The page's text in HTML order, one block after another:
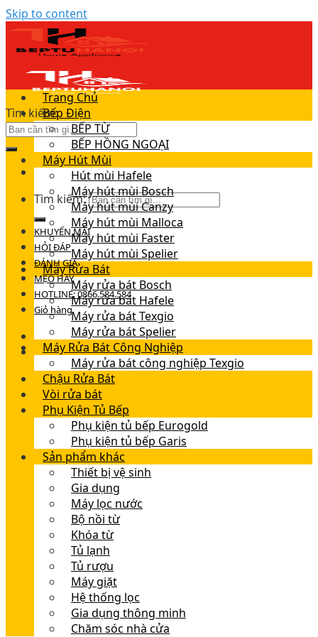
Skip to content
Tìm kiếm:
Tìm kiếm:
KHUYẾN MÃI
HỎI ĐÁP
ĐÁNH GIÁ
MẸO HAY
HOTLINE: 0866.584.584
Giỏ hàng
Trang Chủ
Bếp Điện
BẾP TỪ
BẾP HỒNG NGOẠI
Máy Hút Mùi
Hút mùi Hafele
Máy hút mùi Bosch
Máy hút mùi Canzy
Máy hút mùi Malloca
Máy hút mùi Faster
Máy hút mùi Spelier
Máy Rửa Bát
Máy rửa bát Bosch
Máy rửa bát Hafele
Máy rửa bát Texgio
Máy rửa bát Spelier
Máy Rửa Bát Công Nghiệp
Máy rửa bát công nghiệp Texgio
Chậu Rửa Bát
Vòi rửa bát
Phụ Kiện Tủ Bếp
Phụ kiện tủ bếp Eurogold
Phụ kiện tủ bếp Garis
Sản phẩm khác
Thiết bị vệ sinh
Gia dụng
Máy lọc nước
Bộ nồi từ
Khóa từ
Tủ lạnh
Tủ rượu
Máy giặt
Hệ thống lọc
Gia dụng thông minh
Chăm sóc nhà cửa